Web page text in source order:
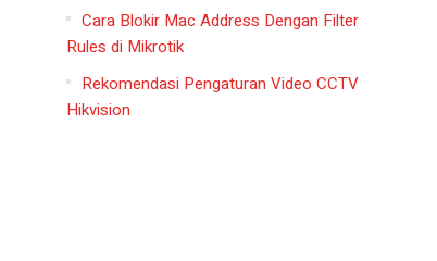
Cara Blokir Mac Address Dengan Filter
Rules di Mikrotik
Rekomendasi Pengaturan Video CCTV
Hikvision